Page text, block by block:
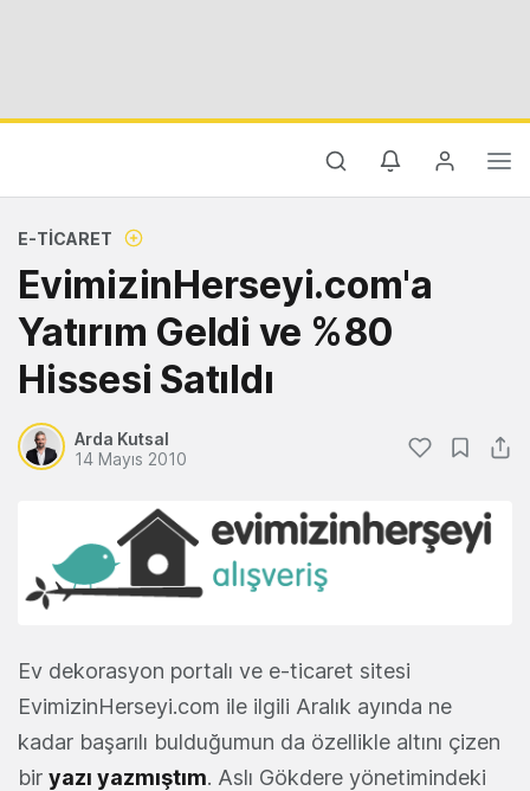
E-TICARET
EvimizinHerseyi.com'a
Yatırım Geldi ve %80
Hissesi Satıldı
Arda Kutsal
14 Mayıs 2010
Ev dekorasyon portalı ve e-ticaret sitesi
EvimizinHerseyi.com ile ilgili Aralık ayında ne
kadar başarılı bulduğumun da özellikle altını çizen
bir yazı yazmıştım. Aslı Gökdere yönetimindeki